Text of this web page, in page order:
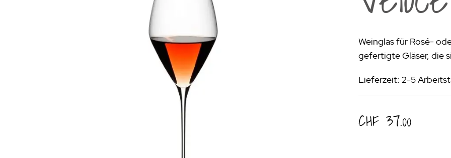
Weber Elektrogrill
Weber Zubehör
BBQ Kitchen - Outdoorküchen Weber
Grillmontage & Lieferung
Schüsseln & Siebe
Schalen & Körbe
Kühltaschen | Isoliertaschen
Weinglas für Rosé-
gefertigte Gläser, die
Lieferzeit: 2-5
CHF 37.00